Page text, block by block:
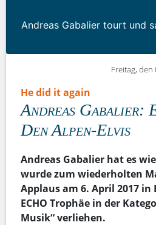
Andreas Gabalier tourt und
Freitag, den
He did it again
Andreas Gabalier:
Den Alpen-Elvis
Andreas Gabalier hat es
wurde zum wiederholten
Applaus am 6. April 2017
ECHO Trophäe in der
Musik“ verliehen.